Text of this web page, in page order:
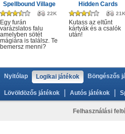
Spellbound Village
22K
Egy furán
varázslatos falu
amelyben sötét
mágiára is találsz. Te
bemersz menni?
Hidden Cards
21K
Kutass az eltűnt
kártyák és a csalók
után!
Nyitólap Logikai játékok Böngészős
Lövöldözős játékok Autós játékok
Felhasználási